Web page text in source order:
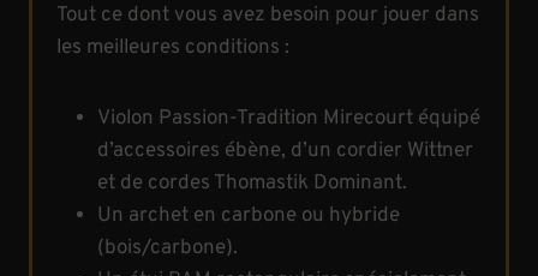
Tout ce dont vous avez besoin pour jouer dans
les meilleures conditions :
Violon Passion-Tradition Mirecourt équipé
d’accessoires ébène, d’un cordier Wittner
et de cordes Thomastik Dominant.
Un archet en carbone ou hybride
(bois/carbone).